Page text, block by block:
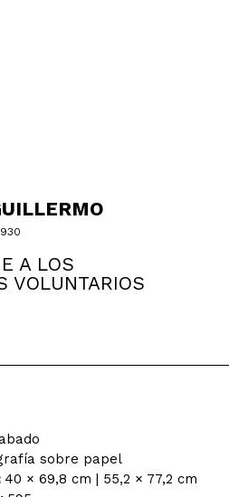
A LOS
VOLUNTARIOS
sobre papel
40 × 69,8 cm | 55,2 × 77,2 cm